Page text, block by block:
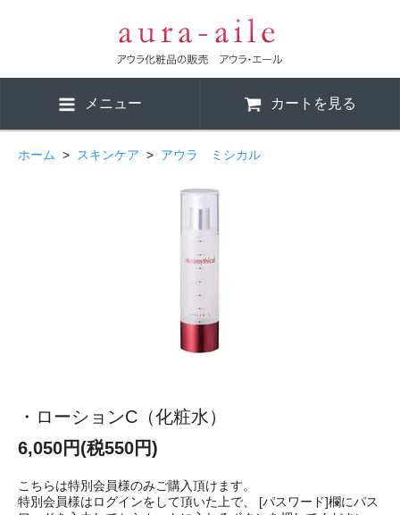
メニュー カートを見る
ホーム > スキンケア > アウラ ミシカル
・ローションC（化粧水）
6,050円(税550円)
こちらは特別会員様のみご購入頂けます。
特別会員様はログインをして頂いた上で、 [パスワード]欄にパス